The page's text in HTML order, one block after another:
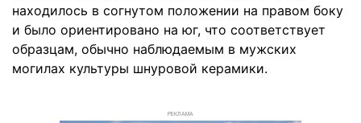
находилось в согнутом положении на правом боку
и было ориентировано на юг, что соответствует
образцам, обычно наблюдаемым в мужских
могилах культуры шнуровой керамики.
РЕКЛАМА